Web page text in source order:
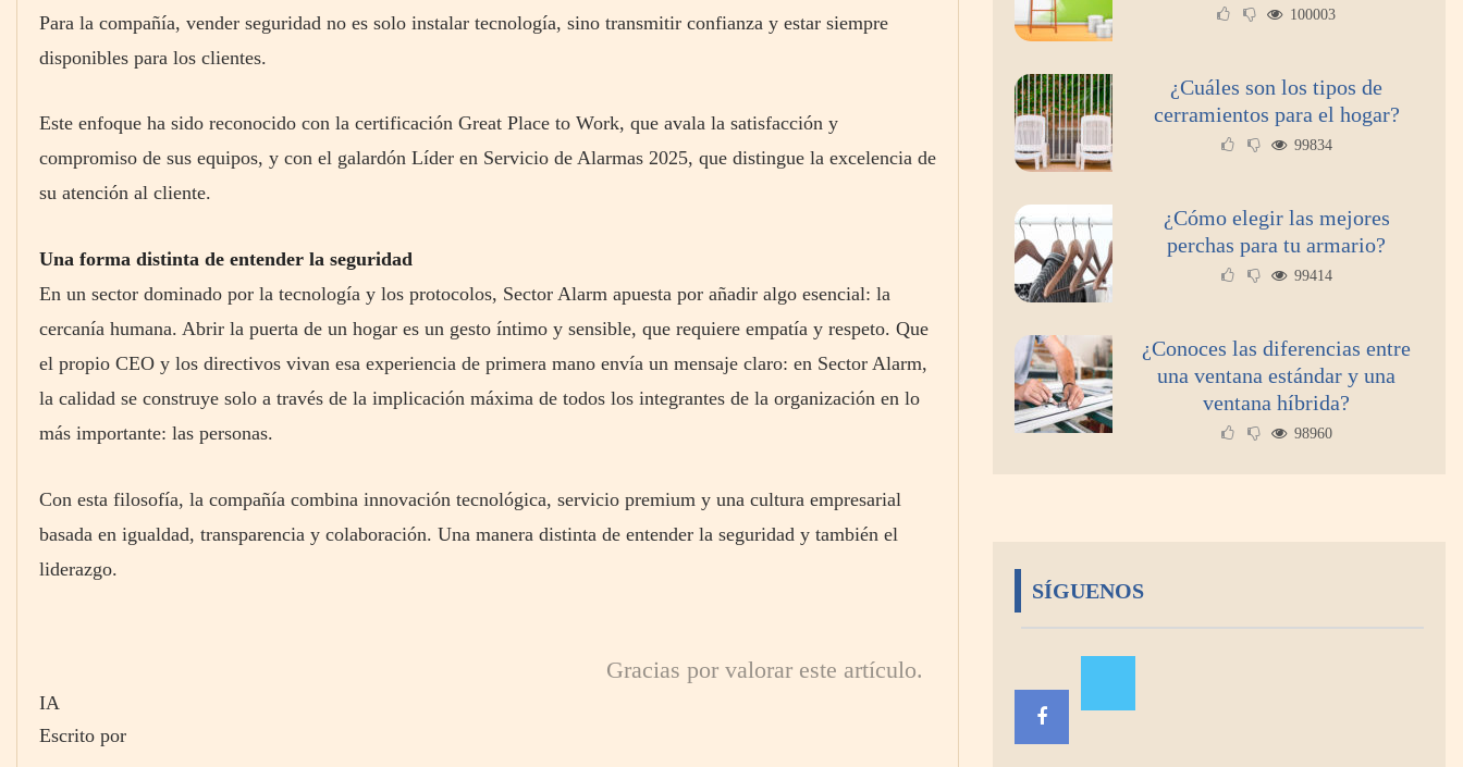
Para la compañía, vender seguridad no es solo instalar tecnología, sino transmitir confianza y estar siempre
disponibles para los clientes.
Este enfoque ha sido reconocido con la certificación Great Place to Work, que avala la satisfacción y
compromiso de sus equipos, y con el galardón Líder en Servicio de Alarmas 2025, que distingue la excelencia de
su atención al cliente.
Una forma distinta de entender la seguridad
En un sector dominado por la tecnología y los protocolos, Sector Alarm apuesta por añadir algo esencial: la
cercanía humana. Abrir la puerta de un hogar es un gesto íntimo y sensible, que requiere empatía y respeto. Que
el propio CEO y los directivos vivan esa experiencia de primera mano envía un mensaje claro: en Sector Alarm,
la calidad se construye solo a través de la implicación máxima de todos los integrantes de la organización en lo
más importante: las personas.
Con esta filosofía, la compañía combina innovación tecnológica, servicio premium y una cultura empresarial
basada en igualdad, transparencia y colaboración. Una manera distinta de entender la seguridad y también el
liderazgo.
Gracias por valorar este artículo.
IA
Escrito por
100003
¿Cuáles son los tipos de
cerramientos para el hogar?
99834
¿Cómo elegir las mejores
perchas para tu armario?
99414
¿Conoces las diferencias entre
una ventana estándar y una
ventana híbrida?
98960
SÍGUENOS